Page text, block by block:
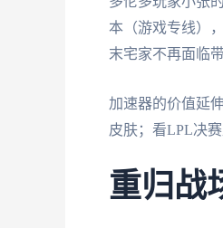
本（游戏专线）
末宅家不再面临
加速器的价值延
皮肤；看LPL决
重归战